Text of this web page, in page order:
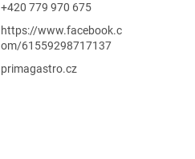
+420 779 970 675
https://www.facebook.c
om/61559298717137
primagastro.cz